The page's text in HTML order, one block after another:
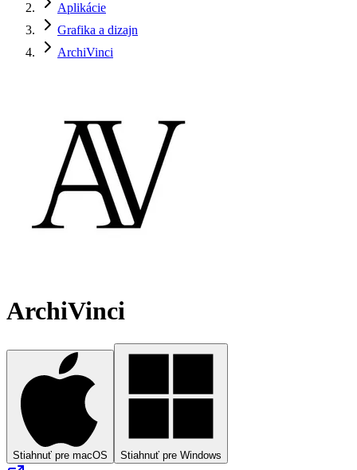
Aplikácie
Grafika a dizajn
ArchiVinci
ArchiVinci
Stiahnuť pre macOS Stiahnuť pre Windows